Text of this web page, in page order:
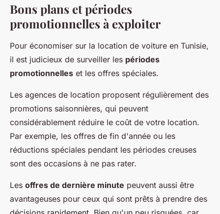
Bons plans et périodes
promotionnelles à exploiter
Pour économiser sur la location de voiture en Tunisie,
il est judicieux de surveiller les périodes
promotionnelles et les offres spéciales.
Les agences de location proposent régulièrement des
promotions saisonnières, qui peuvent
considérablement réduire le coût de votre location.
Par exemple, les offres de fin d'année ou les
réductions spéciales pendant les périodes creuses
sont des occasions à ne pas rater.
Les offres de dernière minute peuvent aussi être
avantageuses pour ceux qui sont prêts à prendre des